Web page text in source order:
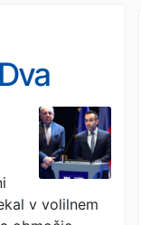
v volilnem